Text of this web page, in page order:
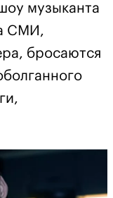
музыканта
СМИ,
бросаются